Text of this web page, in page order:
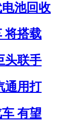
池回收
将搭载
头联手
通用打
有望